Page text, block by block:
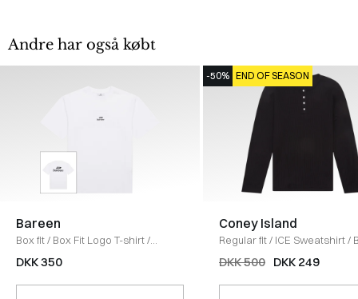
Andre har også købt
Bareen
Box fit/ Box Fit Logo T-shirt/
WHITE
DKK 350
-50% END OF SEASON
Coney Island
Regular fit/ ICE Sweatshirt/
DKK 500 DKK 249